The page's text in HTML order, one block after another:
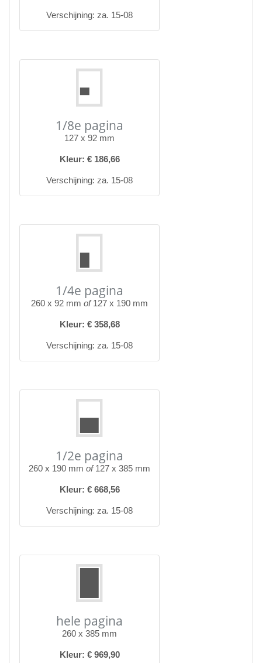
Verschijning: za. 15-08
1/8e pagina
127 x 92 mm
Kleur: € 186,66
Verschijning: za. 15-08
1/4e pagina
260 x 92 mm of127 x 190 mm
Kleur: € 358,68
Verschijning: za. 15-08
1/2e pagina
260 x 190 mm of127 x 385 mm
Kleur: € 668,56
Verschijning: za. 15-08
hele pagina
260 x 385 mm
Kleur: € 969,90